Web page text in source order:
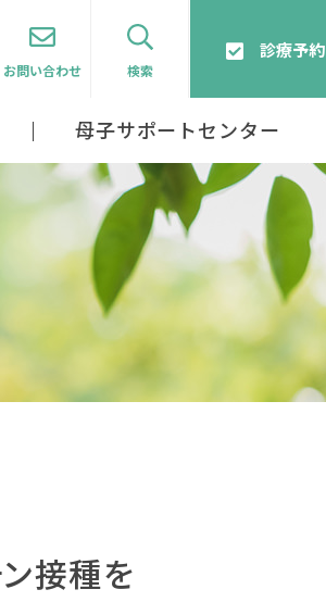
お問い合わせ 検索
診療予約
母子サポートセンター
接種を